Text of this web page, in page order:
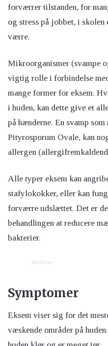
forværrer tilstanden, for
og stress på jobbet, i skolen
værre.
Mikroorganismer (svampe
vigtig rolle i forbindelse
mange former for eksem.
i huden, kan dette give et
på hænderne. En svamp
Pityrosporum Ovale, kan
allergen
Alle typer eksem kan
stafylokokker, eller kan
forværre udslættet. Det er
behandlingen at reducere
bakterier.
Reklame:
Symptomer
Eksem viser sig for det
væskende områder på